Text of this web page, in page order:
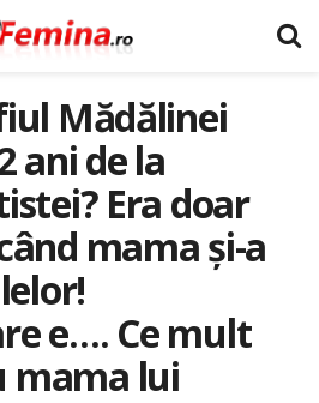
Mădălinei
ani de la
Era doar
mama și-a
e…. Ce mult
mama lui